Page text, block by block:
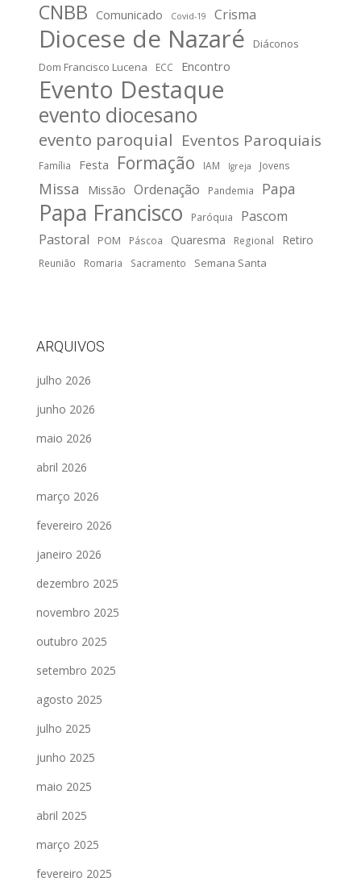
CNBB Comunicado Covid-19 Crisma
Diocese de Nazaré
Diáconos
Dom Francisco Lucena
ECC Encontro
Evento Destaque
evento diocesano
evento paroquial Eventos Paroquiais
Família Festa Formação IAM Igreja Jovens
Missa Missão Ordenação Pandemia Papa
Papa Francisco Paróquia
Pascom
Pastoral
POM Páscoa Quaresma Regional Retiro
Reunião Romaria Sacramento Semana Santa
ARQUIVOS
julho 2026
junho 2026
maio 2026
abril 2026
março 2026
fevereiro 2026
janeiro 2026
dezembro 2025
novembro 2025
outubro 2025
setembro 2025
agosto 2025
julho 2025
junho 2025
maio 2025
abril 2025
março 2025
fevereiro 2025